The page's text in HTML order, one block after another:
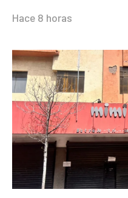
Hace 8 horas